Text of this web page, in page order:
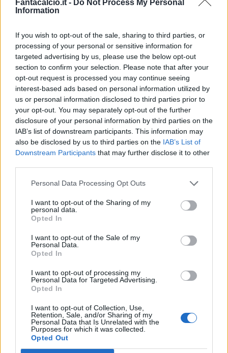
Fantacalcio.it - Do Not Process My Personal
Information
If you wish to opt-out of the sale, sharing to third parties, or
processing of your personal or sensitive information for
targeted advertising by us, please use the below opt-out
section to confirm your selection. Please note that after your
opt-out request is processed you may continue seeing
interest-based ads based on personal information utilized by
us or personal information disclosed to third parties prior to
your opt-out. You may separately opt-out of the further
disclosure of your personal information by third parties on the
IAB’s list of downstream participants. This information may
also be disclosed by us to third parties on the IAB’s List of
Downstream Participants that may further disclose it to other
Personal Data Processing Opt Outs
I want to opt-out of the Sharing of my
personal data.
Opted In
I want to opt-out of the Sale of my
Personal Data.
Opted In
I want to opt-out of processing my
Personal Data for Targeted Advertising.
Opted In
I want to opt-out of Collection, Use,
Retention, Sale, and/or Sharing of my
Personal Data that Is Unrelated with the
Purposes for which it was collected.
Opted Out
Classic Mantra
Riepilogo stagione
Titolare 6 - 15%
Entrato 3 - 7%
Squalificato 0 - 0%
Infortunato 0 - 0%
Inutilizzato 29 - 76
Scarica riepilogo
stagionale
Scarica
Giornata VotoFV Entrato
JUV 3-0 SAS